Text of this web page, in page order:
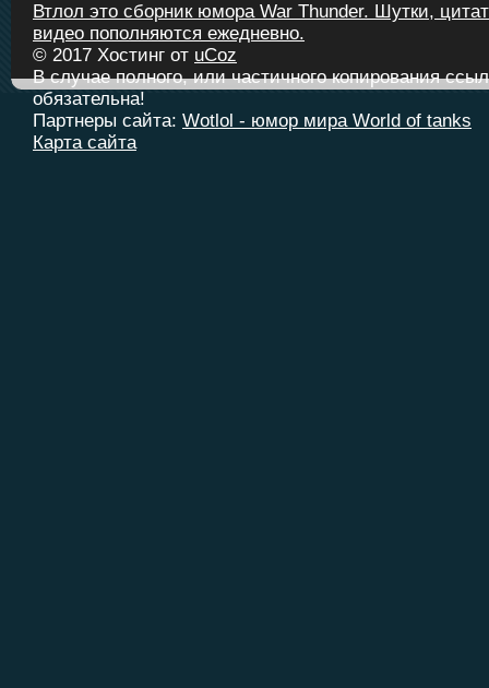
Втлол это сборник юмора War Thunder. Шутки,
видео пополняются ежедневно.
© 2017 Хостинг от uCoz
В случае полного, или частичного копирования
обязательна!
Партнеры сайта: Wotlol - юмор мира World of tanks
Карта сайта